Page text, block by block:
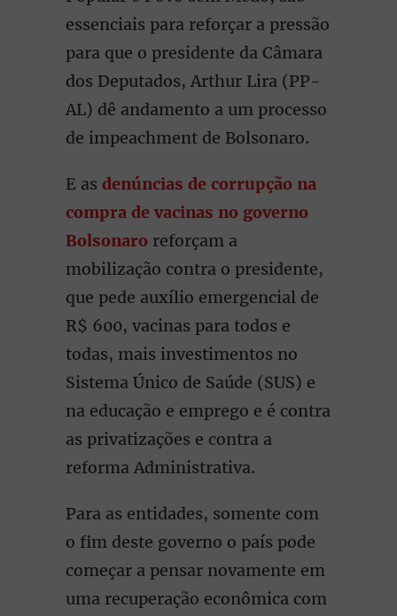
essenciais para reforçar a pressão
para que o presidente da Câmara
dos Deputados, Arthur Lira (PP-
AL) dê andamento a um processo
de impeachment de Bolsonaro.
E as denúncias de corrupção na
compra de vacinas no governo
Bolsonaro reforçam a
mobilização contra o presidente,
que pede auxílio emergencial de
R$ 600, vacinas para todos e
todas, mais investimentos no
Sistema Único de Saúde (SUS) e
na educação e emprego e é contra
as privatizações e contra a
reforma Administrativa.
Para as entidades, somente com
o fim deste governo o país pode
começar a pensar novamente em
uma recuperação econômica com